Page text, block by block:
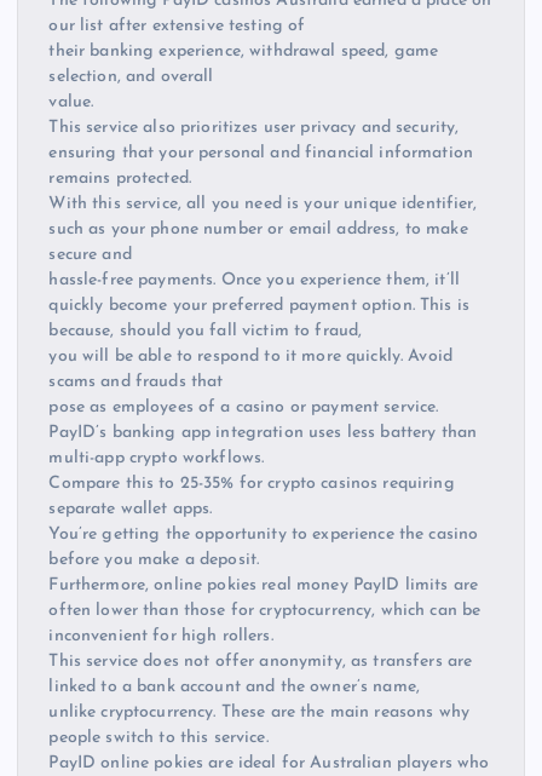
our list after extensive testing of
their banking experience, withdrawal speed, game
selection, and overall
value.
This service also prioritizes user privacy and security,
ensuring that your personal and financial information
remains protected.
With this service, all you need is your unique identifier,
such as your phone number or email address, to make
secure and
hassle-free payments. Once you experience them, it’ll
quickly become your preferred payment option. This is
because, should you fall victim to fraud,
you will be able to respond to it more quickly. Avoid
scams and frauds that
pose as employees of a casino or payment service.
PayID’s banking app integration uses less battery than
multi-app crypto workflows.
Compare this to 25-35% for crypto casinos requiring
separate wallet apps.
You’re getting the opportunity to experience the casino
before you make a deposit.
Furthermore, online pokies real money PayID limits are
often lower than those for cryptocurrency, which can be
inconvenient for high rollers.
This service does not offer anonymity, as transfers are
linked to a bank account and the owner’s name,
unlike cryptocurrency. These are the main reasons why
people switch to this service.
PayID online pokies are ideal for Australian players who